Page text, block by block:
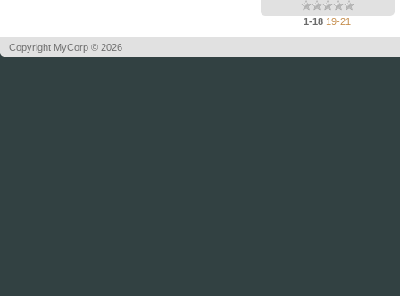
1-18 19-21
Copyright MyCorp © 2026